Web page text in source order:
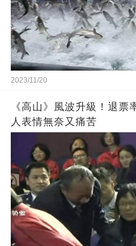
2023/11/20
《高山》風波升級！退
人表情無奈又痛苦